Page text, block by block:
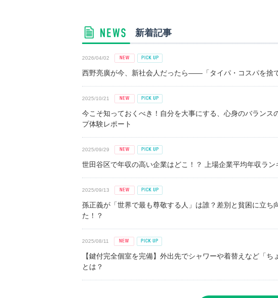
新着記事
2026/04/02
西野亮廣が今、新社会人だったら――「タイパ・コスパを捨て
2025/10/21
今こそ知っておくべき！自分を大事にする、心身のバランス
プ体験レポート
2025/09/29
世田谷区で年収の高い企業はどこ！？ 上場企業平均年収ラ
2025/09/13
孫正義が「世界で最も尊敬する人」は誰？差別と貧困に立ち
た！？
2025/08/11
【鍵付完全個室を完備】外出先でシャワーや着替えなど「
とは？